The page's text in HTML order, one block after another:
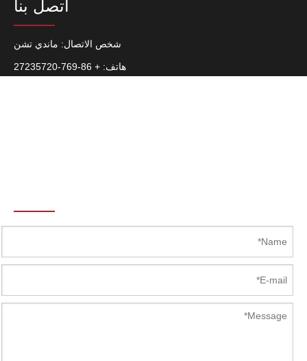
اتصل بنا
شخص الاتصال: ماندي تشن
هاتف: + 86-769-27235720